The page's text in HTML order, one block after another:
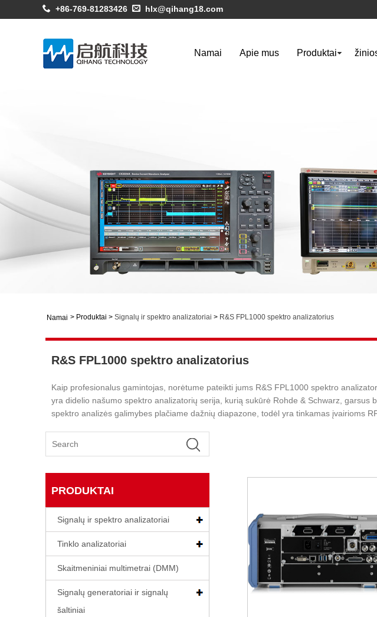
+86-769-81283426 hlx@qihang18.com
Namai Apie mus Produktai
Namai > Produktai > Signalų ir spektro analizatoriai > R&S FPL1000 spektro analizatorius
R&S FPL1000 spektro analizatorius
Kaip profesionalus gamintojas, norėtume pateikti jums R&S FPL1000 spektro
yra didelio našumo spektro analizatorių serija, kurią sukūrė Rohde & Schwarz,
spektro analizės galimybes plačiame dažnių diapazone, todėl yra tinkamas įvairioms
PRODUKTAI
Signalų ir spektro analizatoriai
Tinklo analizatoriai
Skaitmeniniai multimetrai (DMM)
Signalų generatoriai ir signalų
šaltiniai